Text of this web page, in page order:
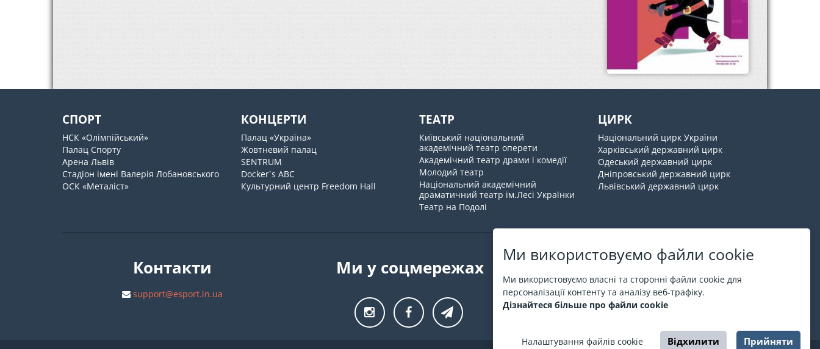
Ми використовуємо файли cookie
Ми використовуємо власні та сторонні файли cookie для
персоналізації контенту та аналізу веб-трафіку.
Дізнайтеся більше про файли cookie
Налаштування файлів cookie Відхилити Прийняти
СПОРТ
НСК «Олімпійський»
Палац Спорту
Арена Львів
Стадіон імені Валерія Лобановського
ОСК «Металіст»
КОНЦЕРТИ
Палац «Україна»
Жовтневий палац
SENTRUM
Docker`s ABC
Культурний центр Freedom Hall
ТЕАТР
Київський національний
академічний театр оперети
Академічний театр драми і комедії
Молодий театр
Національний академічний
драматичний театр ім.Лесі Українки
Театр на Подолі
ЦИРК
Національний цирк України
Харківський державний цирк
Одеський державний цирк
Дніпровський державний цирк
Львівський державний цирк
Контакти
support@esport.in.ua
Ми у соцмережах Про ESPORT.in.ua
На ESPORT.in.ua представлена афіша Києва та
інших міст України. Всі квитки продаються